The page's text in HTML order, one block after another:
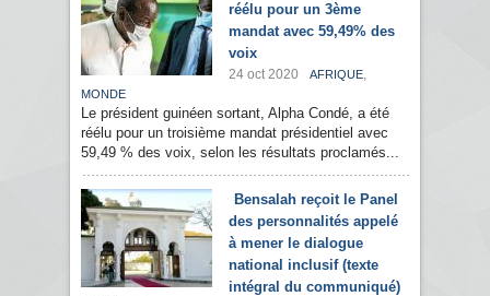
réélu pour un 3ème
mandat avec 59,49% des
voix
24 oct 2020 AFRIQUE,
MONDE
Le président guinéen sortant, Alpha Condé, a été
réélu pour un troisième mandat présidentiel avec
59,49 % des voix, selon les résultats proclamés...
Bensalah reçoit le Panel
des personnalités appelé
à mener le dialogue
national inclusif (texte
intégral du communiqué)